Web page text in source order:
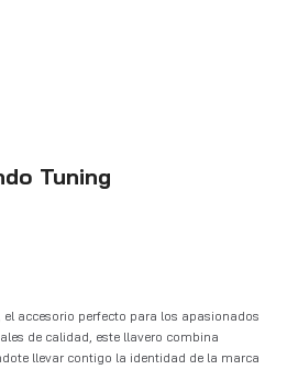
Tuning
accesorio perfecto para los apasionados
de calidad, este llavero combina
llevar contigo la identidad de la marca